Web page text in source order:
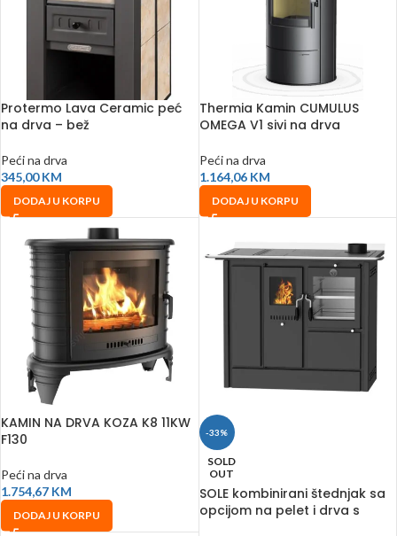
Protermo Lava Ceramic peć
na drva – bež
Peći na drva
345,00KM
DODAJ U KORPU
Thermia Kamin CUMULUS
OMEGA V1 sivi na drva
Peći na drva
1.164,06 KM
DODAJ U KORPU
KAMIN NA DRVA KOZA K8 11KW
F130
Peći na drva
1.754,67 KM
DODAJ U KORPU
-33%
SOLD
OUT
SOLE kombinirani štednjak sa
opcijom na pelet i drva s